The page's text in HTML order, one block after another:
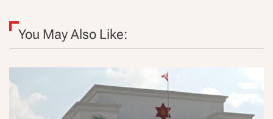
You May Also Like: